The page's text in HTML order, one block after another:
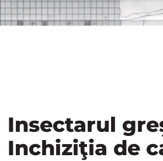
Insectarul
Inchiziţia de